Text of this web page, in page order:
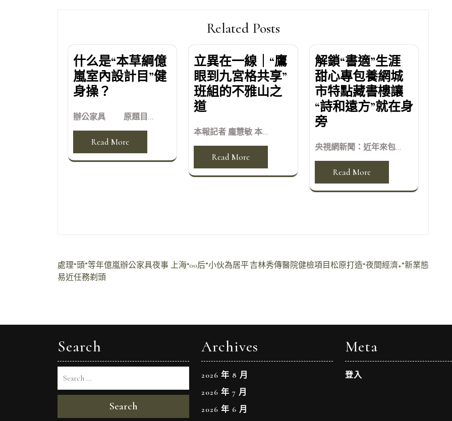
Related Posts
什么是“本草綱億
嵐室內設計目”健
身操？
辦公家具 原題目...
Read More
立異在一線｜“鷹
眼到九宮格共享”
班組的不雅山之
道
本報記者 龐慧敏 本...
Read More
解鎖“書適”生涯
甜心專包養網城
市特點藏書樓讓
“詩和遠方”就在身
旁
央視網新聞：近年來包...
Read More
文
章
覽
吉林秀傳醫院健檢項目松原打造“夜間經濟+”新業態
處理“頭”等年億嵐辦公家具夜事 上海“00后”小伙為居平
易近任務剃頭
Search
Search
Archives
2026 年 8 月
2026 年 7 月
2026 年 6 月
Meta
登入